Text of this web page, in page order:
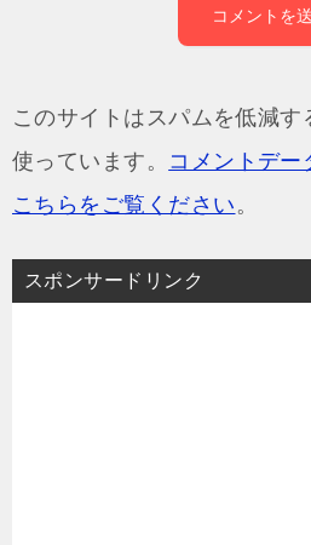
このサイトはスパムを低減
使っています。 コメントデー
こちらをご覧ください 。
スポンサードリンク